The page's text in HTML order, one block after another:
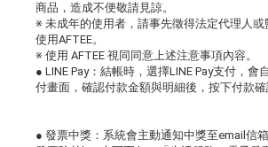
商品，造成不便敬請見諒。
※ 未成年的使用者，請事先徵得法定代理人
使用AFTEE。
※ 使用 AFTEE 視同同意上述注意事項內容。
● LINE Pay：結帳時，選擇LINE Pay支付，會
付畫面，確認付款金額與明細後，按下付款確
● 發票中獎：系統會主動通知中獎至email信